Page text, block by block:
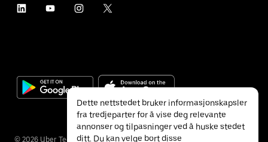
© 2026 Uber Technologies Inc.
Dette nettstedet bruker informasjonskapsler
fra tredjeparter for å vise deg relevante
annonser og tilpasninger ved å huske stedet
ditt. Du kan velge bort disse